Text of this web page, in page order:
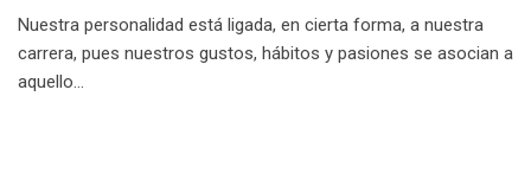
Nuestra personalidad está ligada, en cierta forma, a nuestra
carrera, pues nuestros gustos, hábitos y pasiones se asocian a
aquello…